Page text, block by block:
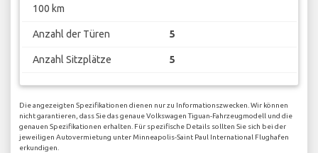
100 km
Anzahl der Türen 5
Anzahl Sitzplätze 5
Die angezeigten Spezifikationen dienen nur zu Informationszwecken. Wir können
nicht garantieren, dass Sie das genaue Volkswagen Tiguan-Fahrzeugmodell und die
genauen Spezifikationen erhalten. Für spezifische Details sollten Sie sich bei der
jeweiligen Autovermietung unter Minneapolis-Saint Paul International Flughafen
erkundigen.